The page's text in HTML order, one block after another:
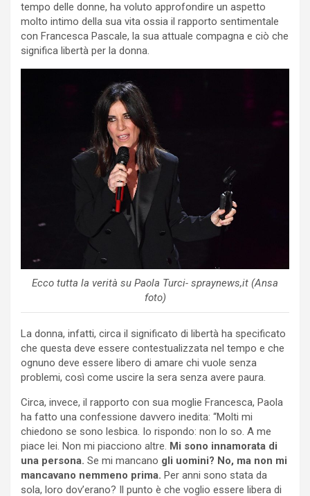
tempo delle donne, ha voluto approfondire un aspetto
molto intimo della sua vita ossia il rapporto sentimentale
con Francesca Pascale, la sua attuale compagna e ciò che
significa libertà per la donna.
Ecco tutta la verità su Paola Turci- spraynews,it (Ansa
foto)
La donna, infatti, circa il significato di libertà ha specificato
che questa deve essere contestualizzata nel tempo e che
ognuno deve essere libero di amare chi vuole senza
problemi, così come uscire la sera senza avere paura.
Circa, invece, il rapporto con sua moglie Francesca, Paola
ha fatto una confessione davvero inedita: “Molti mi
chiedono se sono lesbica. Io rispondo: non lo so. A me
piace lei. Non mi piacciono altre. Mi sono innamorata di
una persona. Se mi mancano gli uomini? No, ma non mi
mancavano nemmeno prima. Per anni sono stata da
sola, loro dov’erano? Il punto è che voglio essere libera di